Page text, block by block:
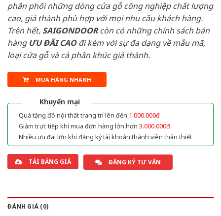
phân phối những dòng cửa gỗ công nghiệp chất lượng
cao, giá thành phù hợp với mọi nhu cầu khách hàng.
Trên hết, SAIGONDOORcòn có những chính sách bán
hàng ƯU ĐÃI CAOđi kèm với sự đa dạng về mẫu mã,
loại cửa gỗ và cả phân khúc giá thành.
MUA HÀNG NHANH
Khuyến mại
Quà tặng đồ nội thất trang trí lên đến 1.000.000đ
Giảm trực tiếp khi mua đơn hàng lớn hơn 3.000.000đ
Nhiều ưu đãi lớn khi đăng ký tài khoản thành viên thân thiết
TẢI BẢNG GIÁ ĐĂNG KÝ TƯ VẤN
ĐÁNH GIÁ (0)